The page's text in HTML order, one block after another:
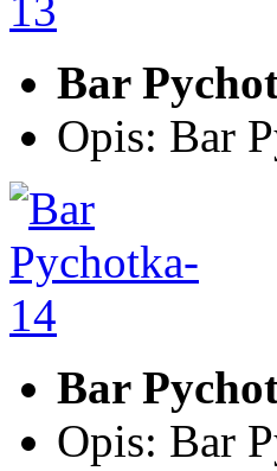
Bar
Opis: Bar
Bar
Opis: Bar